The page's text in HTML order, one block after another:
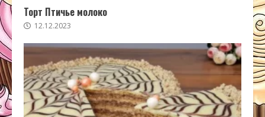
Торт Птичье молоко
12.12.2023